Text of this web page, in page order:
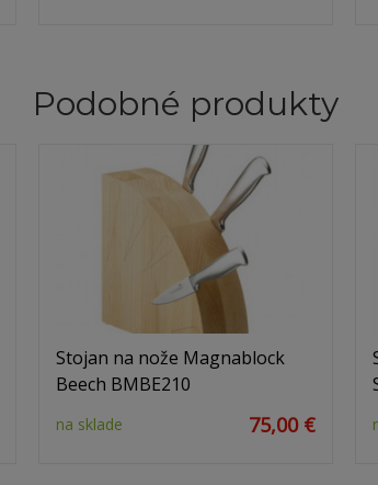
Podobné produkty
Stojan na nože Magnablock
Beech BMBE210
na sklade 75,00 €